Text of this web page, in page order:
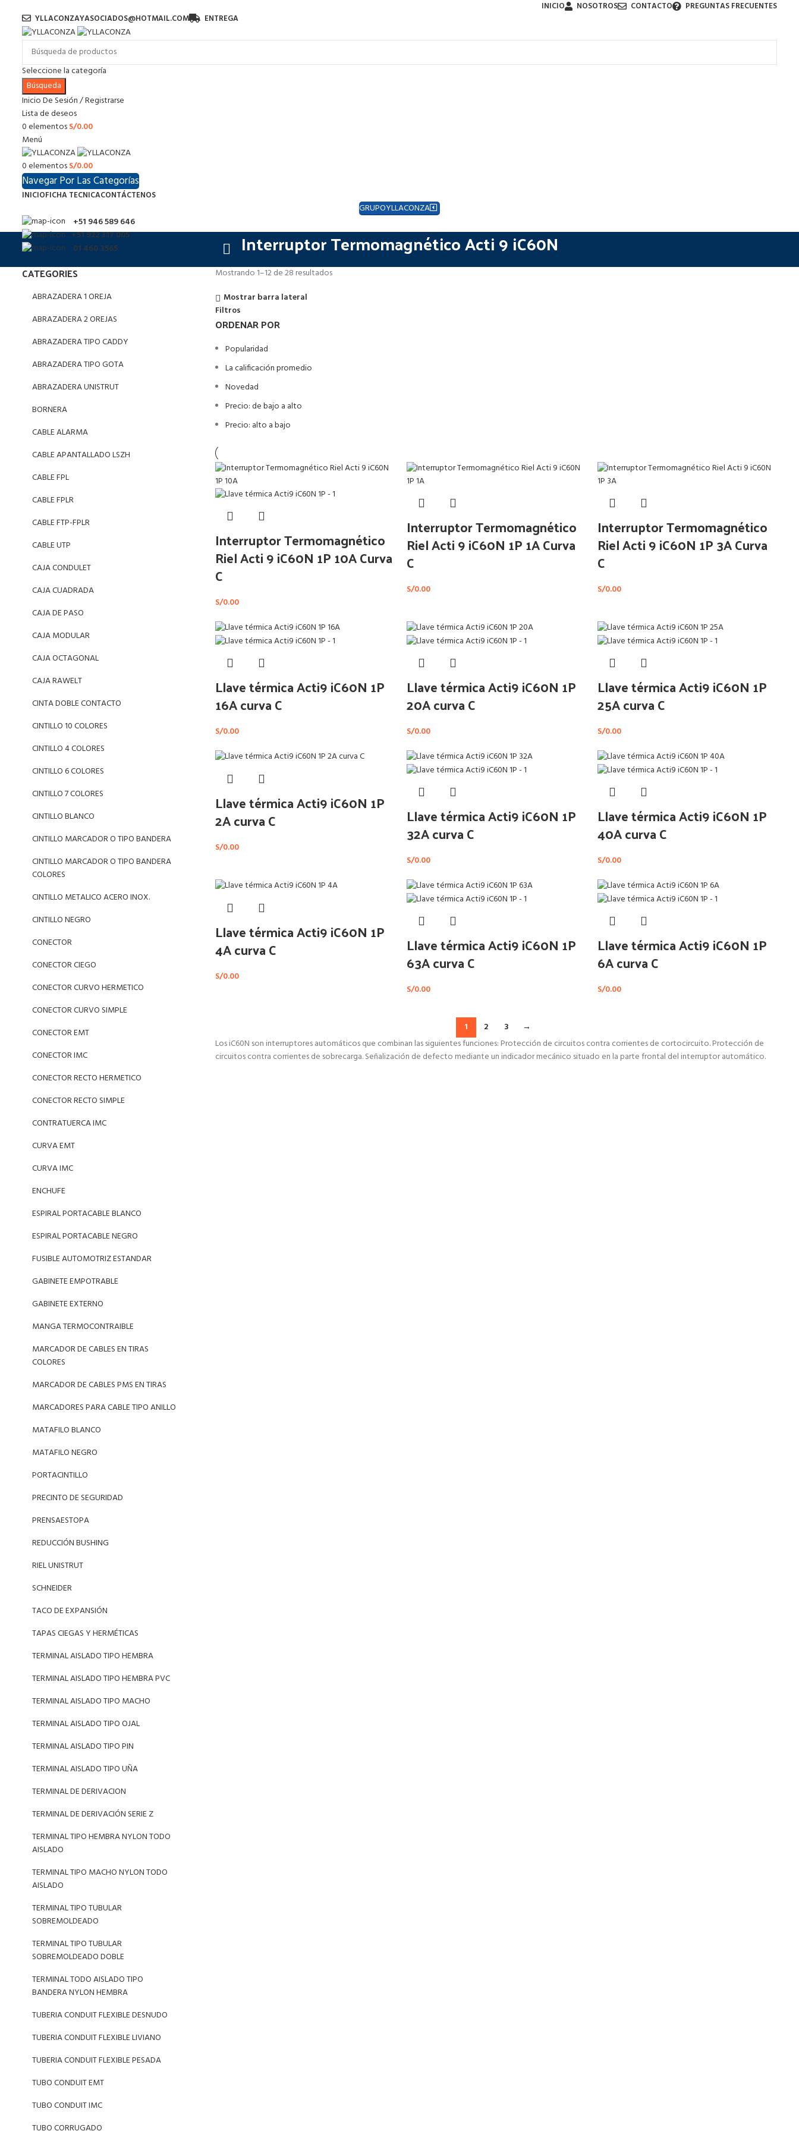
INICIO NOSOTROS CONTACTO
PREGUNTAS FRECUENTES
YLLACONZAYASOCIADOS@HOTMAIL.COM
ENTREGA
Seleccione la categoría
Búsqueda
Inicio De Sesión / Registrarse
Lista de deseos
0elementosS/0.00
Menú
0elementosS/0.00
Navegar Por Las Categorías
INICIOFICHA TECNICACONTÁCTENOS
GRUPOYLLACONZA
+51 946 589 646
+51 922 317 005
01 460 3565
Interruptor Termomagnético Acti 9 iC60N
CATEGORIES
ABRAZADERA 1 OREJA
ABRAZADERA 2 OREJAS
ABRAZADERA TIPO CADDY
ABRAZADERA TIPO GOTA
ABRAZADERA UNISTRUT
BORNERA
CABLE ALARMA
CABLE APANTALLADO LSZH
CABLE FPL
CABLE FPLR
CABLE FTP-FPLR
CABLE UTP
CAJA CONDULET
CAJA CUADRADA
CAJA DE PASO
CAJA MODULAR
CAJA OCTAGONAL
CAJA RAWELT
CINTA DOBLE CONTACTO
CINTILLO 10 COLORES
CINTILLO 4 COLORES
CINTILLO 6 COLORES
CINTILLO 7 COLORES
CINTILLO BLANCO
CINTILLO MARCADOR O TIPO BANDERA
CINTILLO MARCADOR O TIPO BANDERA
COLORES
CINTILLO METALICO ACERO INOX.
CINTILLO NEGRO
CONECTOR
CONECTOR CIEGO
CONECTOR CURVO HERMETICO
CONECTOR CURVO SIMPLE
CONECTOR EMT
CONECTOR IMC
CONECTOR RECTO HERMETICO
CONECTOR RECTO SIMPLE
CONTRATUERCA IMC
CURVA EMT
CURVA IMC
ENCHUFE
ESPIRAL PORTACABLE BLANCO
ESPIRAL PORTACABLE NEGRO
FUSIBLE AUTOMOTRIZ ESTANDAR
GABINETE EMPOTRABLE
GABINETE EXTERNO
MANGA TERMOCONTRAIBLE
MARCADOR DE CABLES EN TIRAS
COLORES
MARCADOR DE CABLES PMS EN TIRAS
MARCADORES PARA CABLE TIPO ANILLO
MATAFILO BLANCO
MATAFILO NEGRO
PORTACINTILLO
PRECINTO DE SEGURIDAD
PRENSAESTOPA
REDUCCIÓN BUSHING
RIEL UNISTRUT
SCHNEIDER
TACO DE EXPANSIÓN
TAPAS CIEGAS Y HERMÉTICAS
TERMINAL AISLADO TIPO HEMBRA
TERMINAL AISLADO TIPO HEMBRA PVC
TERMINAL AISLADO TIPO MACHO
TERMINAL AISLADO TIPO OJAL
TERMINAL AISLADO TIPO PIN
TERMINAL AISLADO TIPO UÑA
TERMINAL DE DERIVACION
TERMINAL DE DERIVACIÓN SERIE Z
TERMINAL TIPO HEMBRA NYLON TODO
AISLADO
TERMINAL TIPO MACHO NYLON TODO
AISLADO
TERMINAL TIPO TUBULAR
SOBREMOLDEADO
TERMINAL TIPO TUBULAR
SOBREMOLDEADO DOBLE
TERMINAL TODO AISLADO TIPO
BANDERA NYLON HEMBRA
TUBERIA CONDUIT FLEXIBLE DESNUDO
TUBERIA CONDUIT FLEXIBLE LIVIANO
TUBERIA CONDUIT FLEXIBLE PESADA
TUBO CONDUIT EMT
TUBO CONDUIT IMC
TUBO CORRUGADO
Mostrando 1–12 de 28 resultados
Mostrar barra lateral
Filtros
ORDENAR POR
Popularidad
La calificación promedio
Novedad
Precio: de bajo a alto
Precio: alto a bajo
Interruptor Termomagnético
Riel Acti 9 iC60N 1P 10A Curva
C
S/0.00
Interruptor Termomagnético
Riel Acti 9 iC60N 1P 1A Curva
C
S/0.00
Interruptor Termomagnético
Riel Acti 9 iC60N 1P 3A Curva
C
S/0.00
Llave térmica Acti9 iC60N 1P
16A curva C
S/0.00
Llave térmica Acti9 iC60N 1P
20A curva C
S/0.00
Llave térmica Acti9 iC60N 1P
25A curva C
S/0.00
Llave térmica Acti9 iC60N 1P
2A curva C
S/0.00
Llave térmica Acti9 iC60N 1P
32A curva C
S/0.00
Llave térmica Acti9 iC60N 1P
40A curva C
S/0.00
Llave térmica Acti9 iC60N 1P
4A curva C
S/0.00
Llave térmica Acti9 iC60N 1P
63A curva C
S/0.00
Llave térmica Acti9 iC60N 1P
6A curva C
S/0.00
1 2 3
→
Los iC60N son interruptores automáticos que combinan las siguientes funciones: Protección de circuitos contra corrientes de cortocircuito. Protección de
circuitos contra corrientes de sobrecarga. Señalización de defecto mediante un indicador mecánico situado en la parte frontal del interruptor automático.